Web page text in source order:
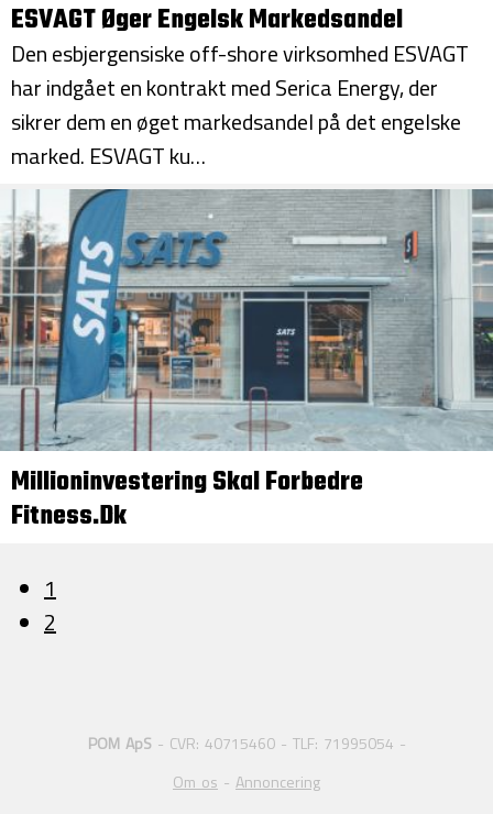
ESVAGT Øger Engelsk Markedsandel
Den esbjergensiske off-shore virksomhed ESVAGT
har indgået en kontrakt med Serica Energy, der
sikrer dem en øget markedsandel på det engelske
marked. ESVAGT ku…
Millioninvestering Skal Forbedre
Fitness.dk
1
2
POM ApS- CVR: 40715460 - TLF: 71995054 -
Om os - Annoncering